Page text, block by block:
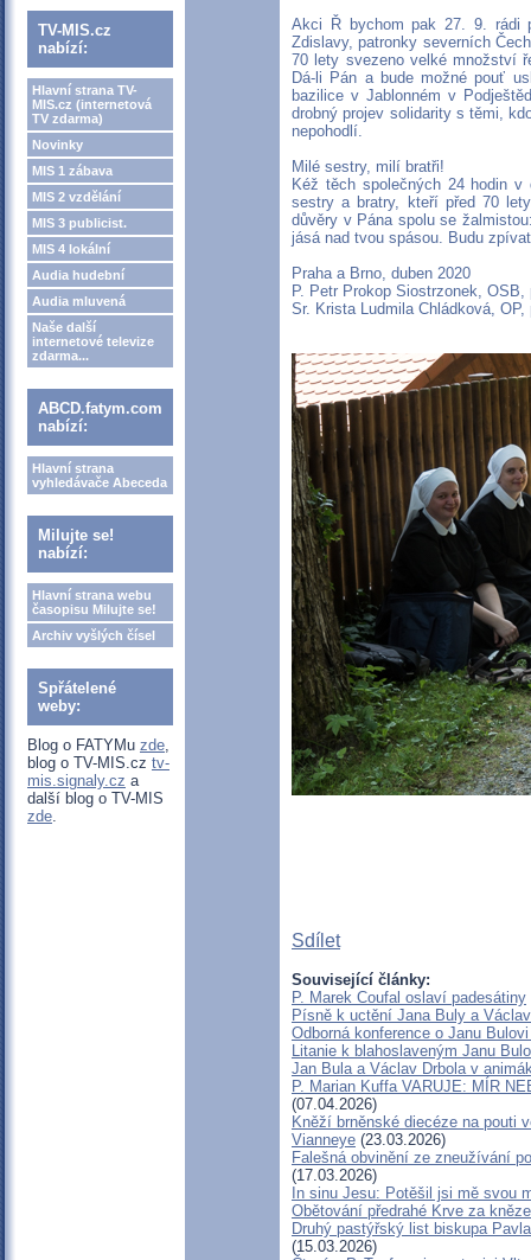
TV-MIS.cz
nabízí:
Hlavní strana TV-
MIS.cz (internetová
TV zdarma)
Novinky
MIS 1 zábava
MIS 2 vzdělání
MIS 3 publicist.
MIS 4 lokální
Audia hudební
Audia mluvená
Naše další
internetové televize
zdarma...
ABCD.fatym.com
nabízí:
Hlavní strana
vyhledávače Abeceda
Milujte se!
nabízí:
Hlavní strana webu
časopisu Milujte se!
Archiv vyšlých čísel
Spřátelené
weby:
Blog o FATYMu zde,
blog o TV-MIS.cz tv-
mis.signaly.cz a
další blog o TV-MIS
zde.
Akci Ř bychom pak 27. 9. rádi
Zdislavy, patronky severních
70 lety svezeno velké množství
Dá-li Pán a bude možné pouť
bazilice v Jablonném v
drobný projev solidarity s těmi,
nepohodlí.
Milé sestry, milí bratři!
Kéž těch společných 24 hodin
sestry a bratry, kteří před 70
důvěry v Pána spolu se
jásá nad tvou spásou. Budu
Praha a Brno, duben 2020
P. Petr Prokop Siostrzonek, OSB,
Sr. Krista Ludmila Chládková,
Sdílet
Související články:
P. Marek Coufal oslaví padesátiny
Písně k uctění Jana Buly a
Odborná konference o Janu
Litanie k blahoslaveným Janu
Jan Bula a Václav Drbola v
P. Marian Kuffa VARUJE: MÍR
(07.04.2026)
Kněží brněnské diecéze na pouti
Vianneye (23.03.2026)
Falešná obvinění ze zneužívání
(17.03.2026)
In sinu Jesu: Potěšil jsi mě svou
Obětování předrahé Krve za kněze
Druhý pastýřský list biskupa
(15.03.2026)